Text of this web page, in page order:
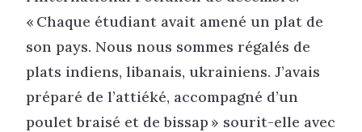
« Chaque étudiant avait amené un plat de
son pays. Nous nous sommes régalés de
plats indiens, libanais, ukrainiens. J’avais
préparé de l’attiéké, accompagné d’un
poulet braisé et de bissap » sourit-elle avec